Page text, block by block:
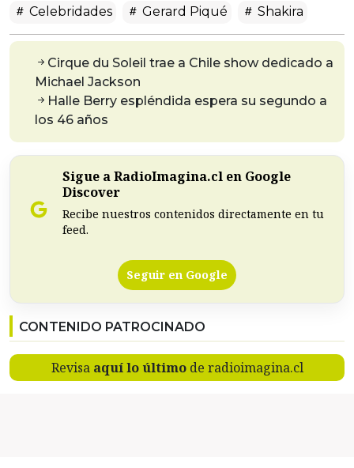
Celebridades Gerard Piqué Shakira
Cirque du Soleil trae a Chile show dedicado a
Michael Jackson
Halle Berry espléndida espera su segundo a
los 46 años
Sigue a RadioImagina.cl en Google
Discover
Recibe nuestros contenidos directamente en tu
feed.
Seguir en Google
CONTENIDO PATROCINADO
Revisa aquí lo últimode radioimagina.cl